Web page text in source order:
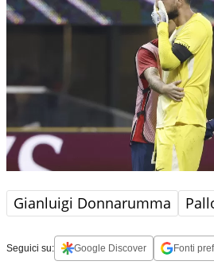
Gianluigi Donnarumma
Seguici su: Google Discover Fonti